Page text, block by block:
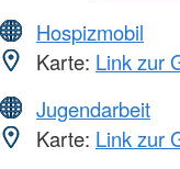
Hospizmobil
Karte: Link zur
Jugendarbeit
Karte: Link zur